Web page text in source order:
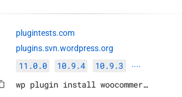
plugintests.com
plugins.svn.wordpress.org
11.0.0 10.9.4 10.9.3 ····
wp plugin install woocommerce --activate